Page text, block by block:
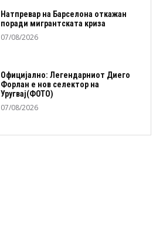
Натпревар на Барселона откажан
поради мигрантската криза
07/08/2026
Официјално: Легендарниот Диего
Форлан е нов селектор на
Уругвај(ФОТО)
07/08/2026